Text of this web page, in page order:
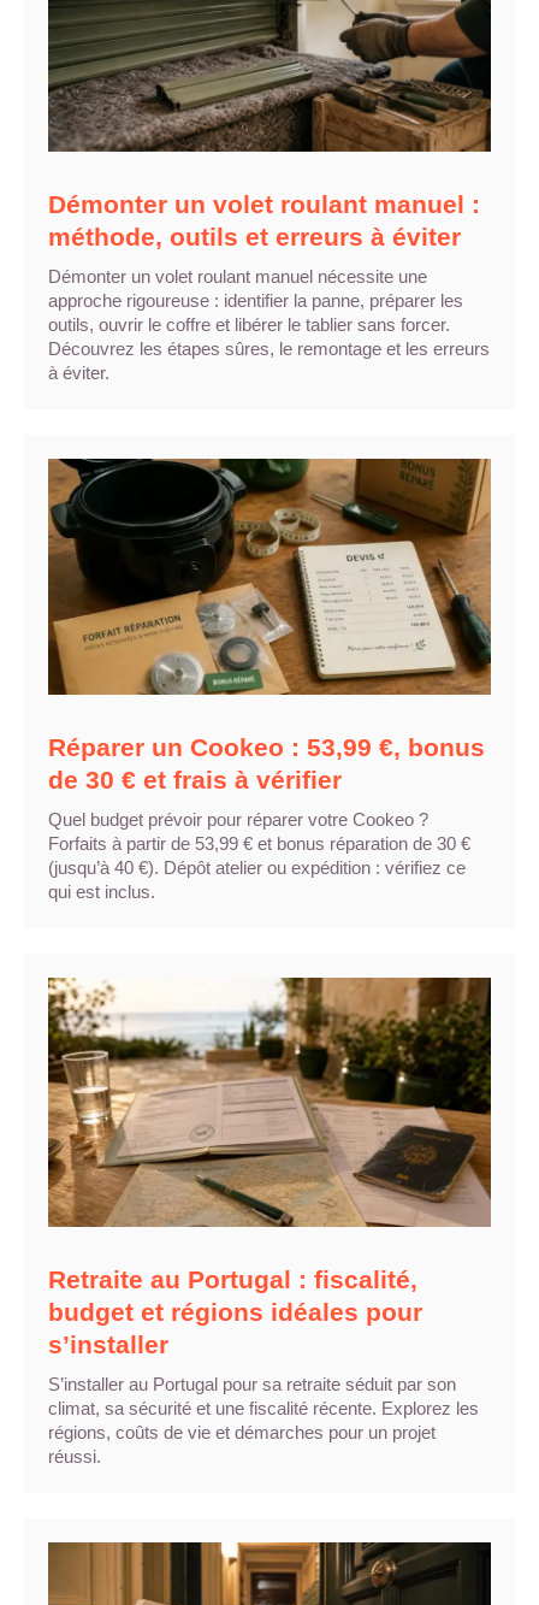
Démonter un volet roulant manuel :
méthode, outils et erreurs à éviter
Démonter un volet roulant manuel nécessite une
approche rigoureuse : identifier la panne, préparer les
outils, ouvrir le coffre et libérer le tablier sans forcer.
Découvrez les étapes sûres, le remontage et les erreurs
à éviter.
Réparer un Cookeo : 53,99 €, bonus
de 30 € et frais à vérifier
Quel budget prévoir pour réparer votre Cookeo ?
Forfaits à partir de 53,99 € et bonus réparation de 30 €
(jusqu’à 40 €). Dépôt atelier ou expédition : vérifiez ce
qui est inclus.
Retraite au Portugal : fiscalité,
budget et régions idéales pour
s’installer
S’installer au Portugal pour sa retraite séduit par son
climat, sa sécurité et une fiscalité récente. Explorez les
régions, coûts de vie et démarches pour un projet
réussi.